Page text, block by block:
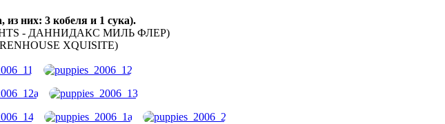
них: 3 кобеля и 1 сука).
- ДАННИДАКС МИЛЬ ФЛЕР)
XQUISITE)